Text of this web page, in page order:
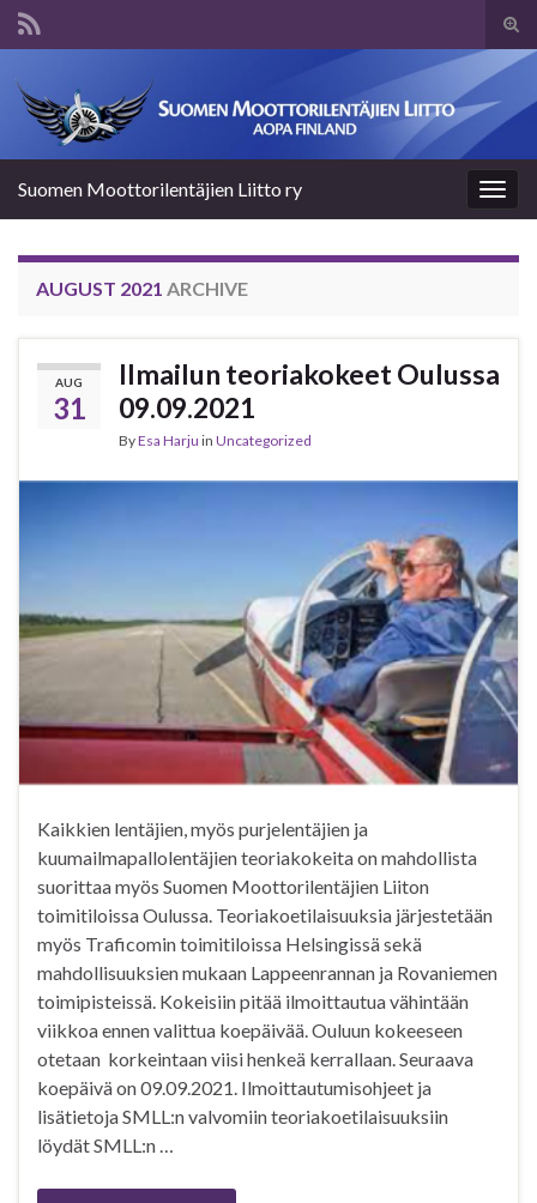
Suomen Moottorilentäjien Liitto ry
AUGUST 2021 ARCHIVE
AUG
31
Ilmailun teoriakokeet Oulussa
09.09.2021
ByEsa Harju in Uncategorized
Kaikkien lentäjien, myös purjelentäjien ja
kuumailmapallolentäjien teoriakokeita on mahdollista
suorittaa myös Suomen Moottorilentäjien Liiton
toimitiloissa Oulussa. Teoriakoetilaisuuksia järjestetään
myös Traficomin toimitiloissa Helsingissä sekä
mahdollisuuksien mukaan Lappeenrannan ja Rovaniemen
toimipisteissä. Kokeisiin pitää ilmoittautua vähintään
viikkoa ennen valittua koepäivää. Ouluun kokeeseen
otetaan korkeintaan viisi henkeä kerrallaan. Seuraava
koepäivä on 09.09.2021. Ilmoittautumisohjeet ja
lisätietoja SMLL:n valvomiin teoriakoetilaisuuksiin
löydät SMLL:n …